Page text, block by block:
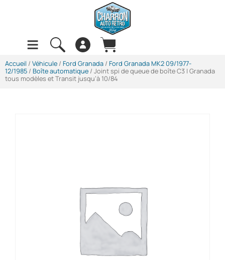
Accueil / Véhicule / Ford Granada / Ford Granada MK2 09/1977-
12/1985 / Boîte automatique / Joint spi de queue de boîte C3 | Granada
tous modèles et Transit jusqu’à 10/84